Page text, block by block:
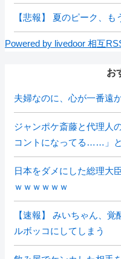
【悲報】 夏のピーク、
Powered by livedoor 相互
お
夫婦なのに、心が一番遠
ジャンポケ斎藤と代理人
コントになってる……」
日本をダメにした総理大
ｗｗｗｗｗｗ
【速報】 みいちゃん、
ルボッコにしてしまう